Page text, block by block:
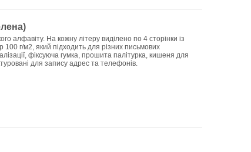
алфавіту. На кожну літеру виділено по 4 сторінки із
100 г/м2, який підходить для різних письмових
фіксуюча гумка, прошита палітурка, кишеня для
для запису адрес та телефонів.